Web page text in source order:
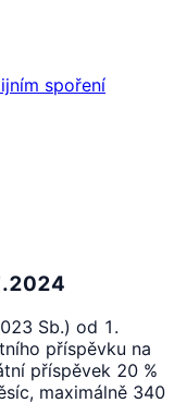
spoření
Sb.) od 1.
příspěvku na
příspěvek 20 %
maximálně 340